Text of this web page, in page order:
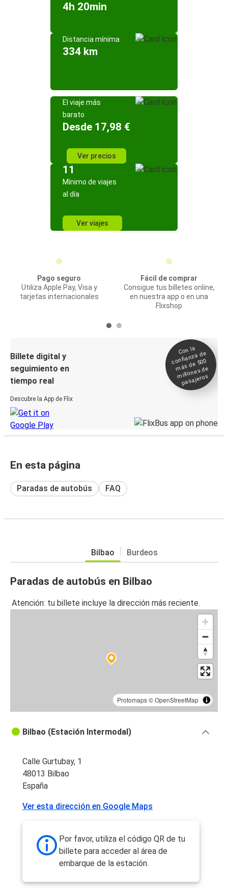
4h 20min
Distancia mínima
334 km
El viaje más
barato
Desde 17,98 €
Ver precios
11
Mínimo de viajes
al día
Ver viajes
Pago seguro
Utiliza Apple Pay, Visa y
tarjetas internacionales
Fácil de comprar
Consigue tus billetes online,
en nuestra app o en una
Flixshop
Billete digital y
seguimiento en
tiempo real
Descubre la App de Flix
Con la
confianza de
más de 500
millones de
pasajeros
En esta página
Paradas de autobús FAQ
Bilbao Burdeos
Paradas de autobús en Bilbao
Atención: tu billete incluye la dirección más reciente.
Protomaps©OpenStreetMap
Bilbao (Estación Intermodal)
Calle Gurtubay, 1
48013 Bilbao
España
Ver esta dirección en Google Maps
Por favor, utiliza el código QR de tu
billete para acceder al área de
embarque de la estación.